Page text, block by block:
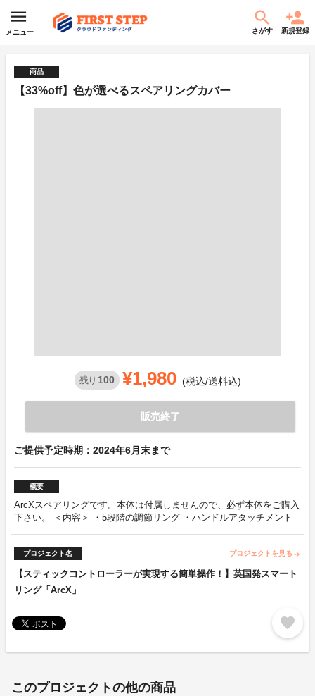
メニュー さがす 新規登録
商品
【33%off】色が選べるスペアリングカバー
残り 100 ¥1,980 (税込/送料込)
販売終了
ご提供予定時期：2024年6月末まで
概要
ArcXスペアリングです。本体は付属しませんので、必ず本体をご購入
下さい。 ＜内容＞ ・5段階の調節リング ・ハンドルアタッチメント
プロジェクト名 プロジェクトを見る arrow_forward
【スティックコントローラーが実現する簡単操作！】英国発スマート
リング「ArcX」
favorite
このプロジェクトの他の商品